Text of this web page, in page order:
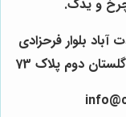
بلوار فرحزادی
دوم پلاک 73